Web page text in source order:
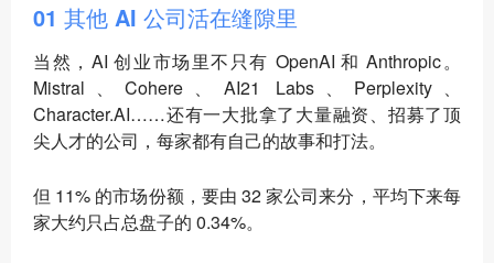
01 其他 AI 公司活在缝隙里
当然，AI 创业市场里不只有 OpenAI 和 Anthropic。
Mistral、Cohere、AI21 Labs、Perplexity、
Character.AI……还有一大批拿了大量融资、招募了顶
尖人才的公司，每家都有自己的故事和打法。
但 11% 的市场份额，要由 32 家公司来分，平均下来每
家大约只占总盘子的 0.34%。